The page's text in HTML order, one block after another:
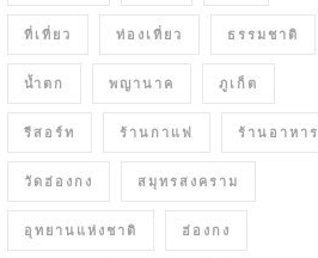
ที่เที่ยว ท่องเที่ยว ธรรมชาติ
น้ำตก พญานาค ภูเก็ต
รีสอร์ท ร้านกาแฟ ร้านอาหาร
วัดฮ่องกง สมุทรสงคราม
อุทยานแห่งชาติ ฮ่องกง